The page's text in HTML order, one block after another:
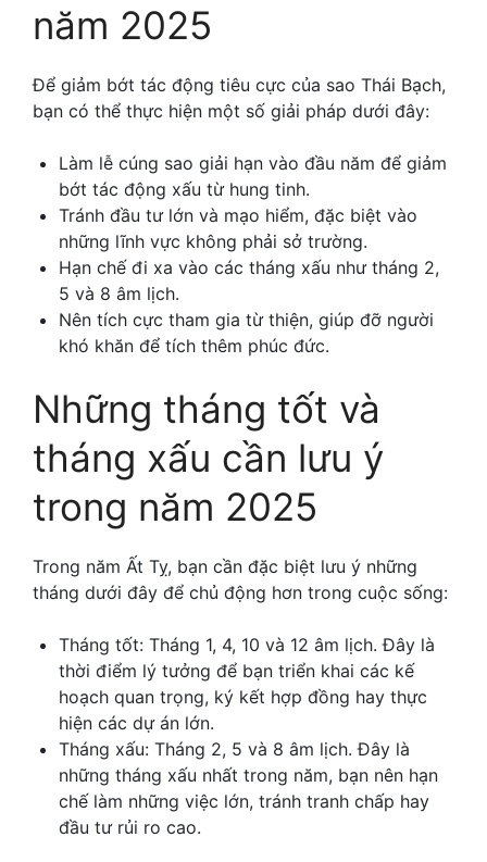
năm 2025
Để giảm bớt tác động tiêu cực của sao Thái Bạch,
bạn có thể thực hiện một số giải pháp dưới đây:
Làm lễ cúng sao giải hạn vào đầu năm để giảm
bớt tác động xấu từ hung tinh.
Tránh đầu tư lớn và mạo hiểm, đặc biệt vào
những lĩnh vực không phải sở trường.
Hạn chế đi xa vào các tháng xấu như tháng 2,
5 và 8 âm lịch.
Nên tích cực tham gia từ thiện, giúp đỡ người
khó khăn để tích thêm phúc đức.
Những tháng tốt và
tháng xấu cần lưu ý
trong năm 2025
Trong năm Ất Tỵ, bạn cần đặc biệt lưu ý những
tháng dưới đây để chủ động hơn trong cuộc sống:
Tháng tốt: Tháng 1, 4, 10 và 12 âm lịch. Đây là
thời điểm lý tưởng để bạn triển khai các kế
hoạch quan trọng, ký kết hợp đồng hay thực
hiện các dự án lớn.
Tháng xấu: Tháng 2, 5 và 8 âm lịch. Đây là
những tháng xấu nhất trong năm, bạn nên hạn
chế làm những việc lớn, tránh tranh chấp hay
đầu tư rủi ro cao.